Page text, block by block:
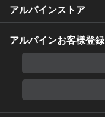
アルパインストア
アルパインお客様登録